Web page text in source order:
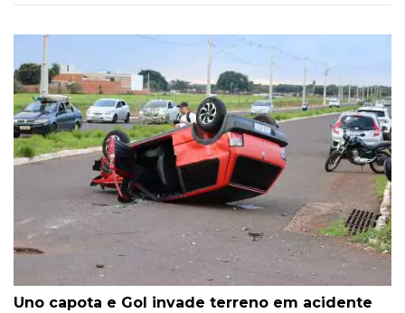
Uno capota e Gol invade terreno em acidente